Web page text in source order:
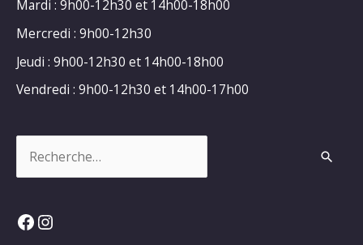
Mardi : 9h00-12h30 et 14h00-18h00
Mercredi : 9h00-12h30
Jeudi : 9h00-12h30 et 14h00-18h00
Vendredi : 9h00-12h30 et 14h00-17h00
Facebook
Instagram